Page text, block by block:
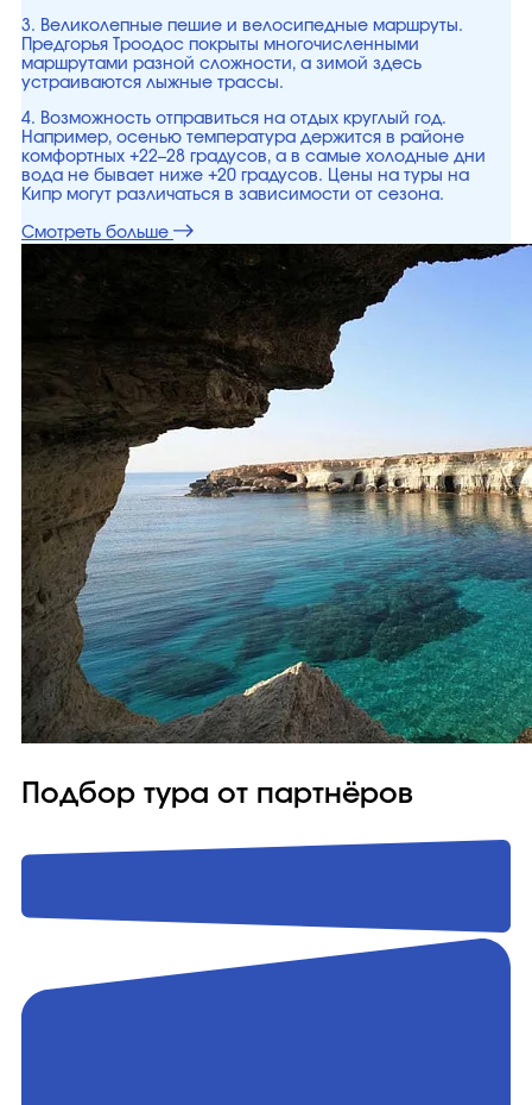
3. Великолепные пешие и велосипедные маршруты.
Предгорья Троодос покрыты многочисленными
маршрутами разной сложности, а зимой здесь
устраиваются лыжные трассы.
4. Возможность отправиться на отдых круглый год.
Например, осенью температура держится в районе
комфортных +22–28 градусов, а в самые холодные дни
вода не бывает ниже +20 градусов. Цены на туры на
Кипр могут различаться в зависимости от сезона.
Смотреть больше
Подбор тура от партнёров